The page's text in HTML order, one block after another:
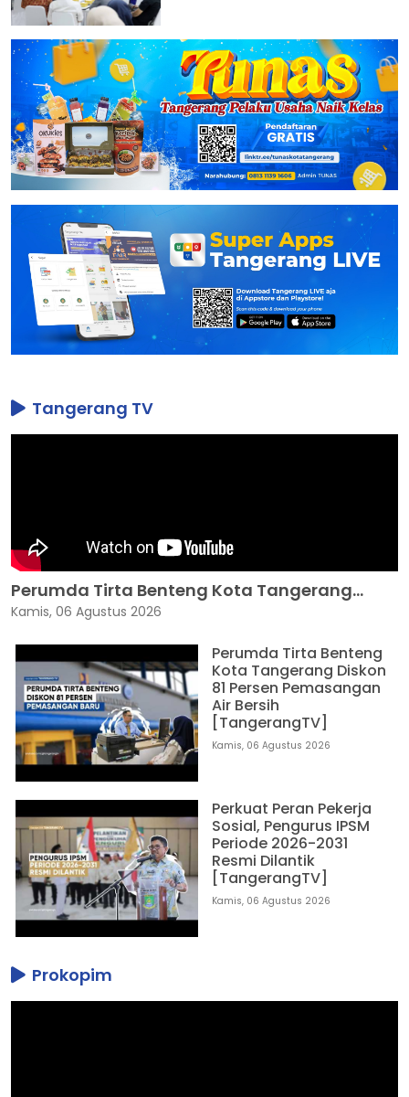
Tangerang TV
Perumda Tirta Benteng Kota Tangerang...
Kamis, 06 Agustus 2026
Perumda Tirta Benteng
Kota Tangerang Diskon
81 Persen Pemasangan
Air Bersih
[TangerangTV]
Kamis, 06 Agustus 2026
Perkuat Peran Pekerja
Sosial, Pengurus IPSM
Periode 2026-2031
Resmi Dilantik
[TangerangTV]
Kamis, 06 Agustus 2026
Prokopim